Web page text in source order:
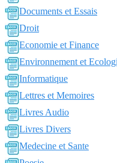
Documents et Essais
Droit
Economie et Finance
Environnement et
Informatique
Lettres et Memoires
Livres Audio
Livres Divers
Medecine et Sante